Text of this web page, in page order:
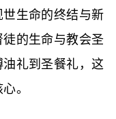
生命的终结与新
的生命与教会圣
礼到圣餐礼，这
。